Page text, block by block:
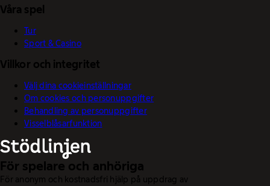
Våra spel
Tur
Sport & Casino
Villkor och integritet
Välj dina cookieinställningar
Om cookies och personuppgifter
Behandling av personuppgifter
Visselblåsarfunktion
För spelare och anhöriga
För anonym och kostnadsfri hjälp på uppdrag av